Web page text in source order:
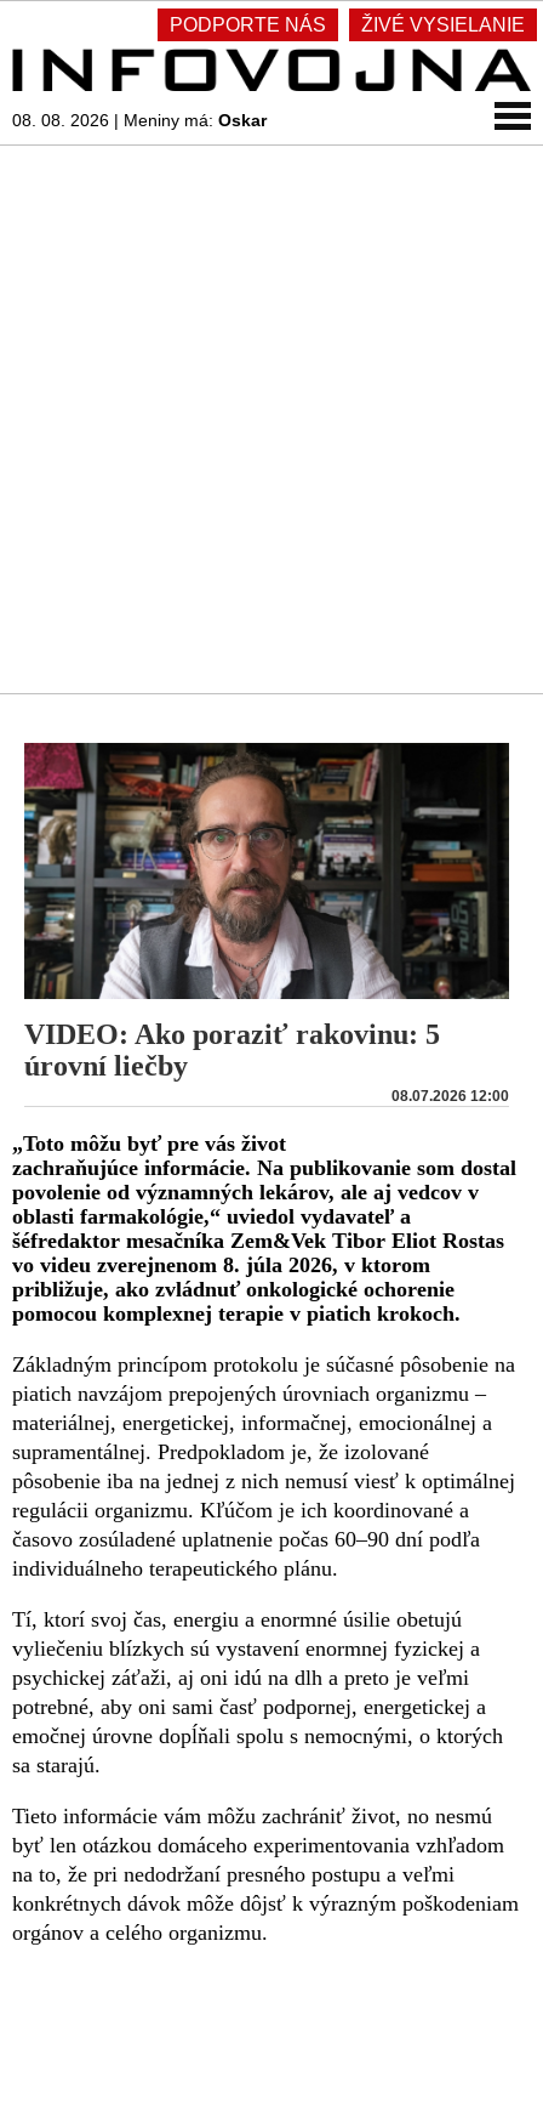
PODPORTE NÁS ŽIVÉ VYSIELANIE
08. 08. 2026 | Meniny má: Oskar
VIDEO: Ako poraziť rakovinu: 5
úrovní liečby
08.07.2026 12:00
„Toto môžu byť pre vás život
zachraňujúce informácie. Na publikovanie som dostal
povolenie od významných lekárov, ale aj vedcov v
oblasti farmakológie,“ uviedol vydavateľ a
šéfredaktor mesačníka Zem&Vek Tibor Eliot Rostas
vo videu zverejnenom 8. júla 2026, v ktorom
približuje, ako zvládnuť onkologické ochorenie
pomocou komplexnej terapie v piatich krokoch.
Základným princípom protokolu je súčasné pôsobenie na
piatich navzájom prepojených úrovniach organizmu –
materiálnej, energetickej, informačnej, emocionálnej a
supramentálnej. Predpokladom je, že izolované
pôsobenie iba na jednej z nich nemusí viesť k optimálnej
regulácii organizmu. Kľúčom je ich koordinované a
časovo zosúladené uplatnenie počas 60–90 dní podľa
individuálneho terapeutického plánu.
Tí, ktorí svoj čas, energiu a enormné úsilie obetujú
vyliečeniu blízkych sú vystavení enormnej fyzickej a
psychickej záťaži, aj oni idú na dlh a preto je veľmi
potrebné, aby oni sami časť podpornej, energetickej a
emočnej úrovne dopĺňali spolu s nemocnými, o ktorých
sa starajú.
Tieto informácie vám môžu zachrániť život, no nesmú
byť len otázkou domáceho experimentovania vzhľadom
na to, že pri nedodržaní presného postupu a veľmi
konkrétnych dávok môže dôjsť k výrazným poškodeniam
orgánov a celého organizmu.